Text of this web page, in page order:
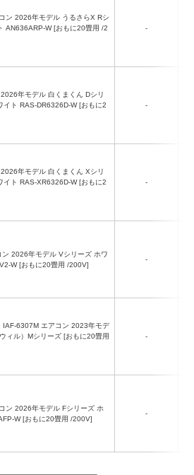
AN636ARP-W [おもに20畳用 /2
-
イト RAS-DR6326D-W [おもに2
-
イト RAS-XR6326D-W [おもに2
-
W [おもに20畳用 /200V]
-
ィル）Mシリーズ [おもに20畳用
-
W [おもに20畳用 /200V]
-